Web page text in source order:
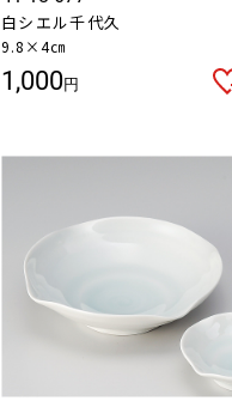
白シエル千代久
9.8×4㎝
1,000円